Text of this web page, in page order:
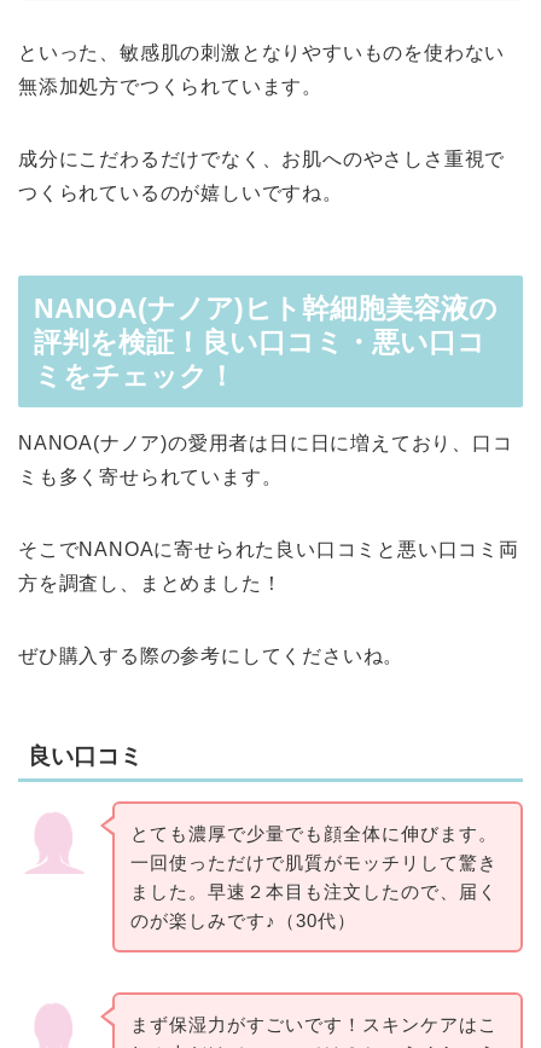
といった、敏感肌の刺激となりやすいものを使わない
無添加処方でつくられています。
成分にこだわるだけでなく、お肌へのやさしさ重視で
つくられているのが嬉しいですね。
NANOA(ナノア)ヒト幹細胞美容液の
評判を検証！良い口コミ・悪い口コ
ミをチェック！
NANOA(ナノア)の愛用者は日に日に増えており、口コ
ミも多く寄せられています。
そこでNANOAに寄せられた良い口コミと悪い口コミ両
方を調査し、まとめました！
ぜひ購入する際の参考にしてくださいね。
良い口コミ
とても濃厚で少量でも顔全体に伸びます。
一回使っただけで肌質がモッチリして驚き
ました。早速２本目も注文したので、届く
のが楽しみです♪（30代）
まず保湿力がすごいです！スキンケアはこ